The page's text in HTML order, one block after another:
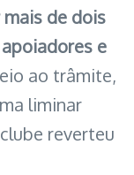
de dois
e
ao trâmite,
liminar
reverteu